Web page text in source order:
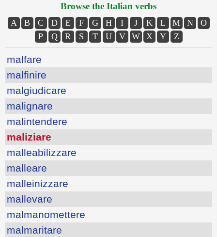
Browse the Italian verbs
A B C D E F G H I J K L M N
O
P
Q R S T U V W X Y Z
malfare
malfinire
malgiudicare
malignare
malintendere
maliziare
malleabilizzare
malleare
malleinizzare
mallevare
malmanomettere
malmaritare